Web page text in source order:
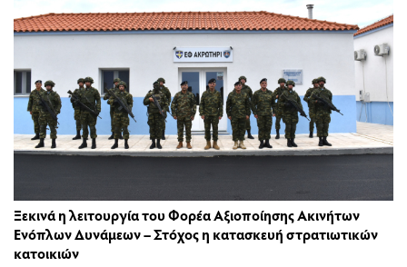
Ξεκινά η λειτουργία του Φορέα Αξιοποίησης Ακινήτων
Ενόπλων Δυνάμεων – Στόχος η κατασκευή στρατιωτικών
κατοικιών